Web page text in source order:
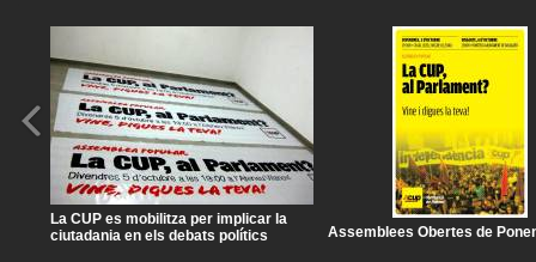
La CUP es mobilitza per implicar la
ciutadania en els debats polítics
Assemblees Obertes de